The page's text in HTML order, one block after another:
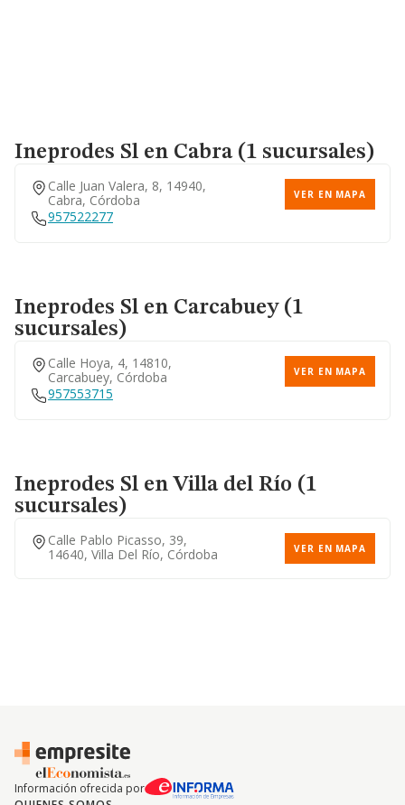
Ineprodes Sl en Cabra (1 sucursales)
Calle Juan Valera, 8, 14940,
Cabra, Córdoba
VER EN MAPA
957522277
Ineprodes Sl en Carcabuey (1
sucursales)
Calle Hoya, 4, 14810,
Carcabuey, Córdoba
VER EN MAPA
957553715
Ineprodes Sl en Villa del Río (1
sucursales)
Calle Pablo Picasso, 39,
14640, Villa Del Río, Córdoba
VER EN MAPA
Información ofrecida por